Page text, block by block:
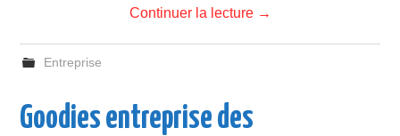
Continuer la lecture →
Entreprise
Goodies entreprise des